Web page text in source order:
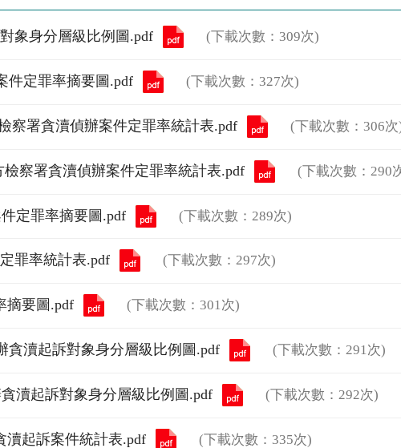
象身分層級比例圖.pdf (下載次數：309次)
件定罪率摘要圖.pdf (下載次數：327次)
察署貪瀆偵辦案件定罪率統計表.pdf (下載次數：306
檢察署貪瀆偵辦案件定罪率統計表.pdf (下載次數：290
定罪率摘要圖.pdf (下載次數：289次)
罪率統計表.pdf (下載次數：297次)
摘要圖.pdf (下載次數：301次)
貪瀆起訴對象身分層級比例圖.pdf (下載次數：291次)
瀆起訴對象身分層級比例圖.pdf (下載次數：292次)
瀆起訴案件統計表.pdf (下載次數：335次)